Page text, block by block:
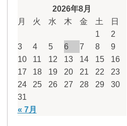
2026年8月
月
火 水 木 金 土 日
« 7月
1
2
3
4 5 6 7 8
9
10
11 12 13 14 15
16
17
18 19 20 21 22
23
24
25 26 27 28 29
30
31